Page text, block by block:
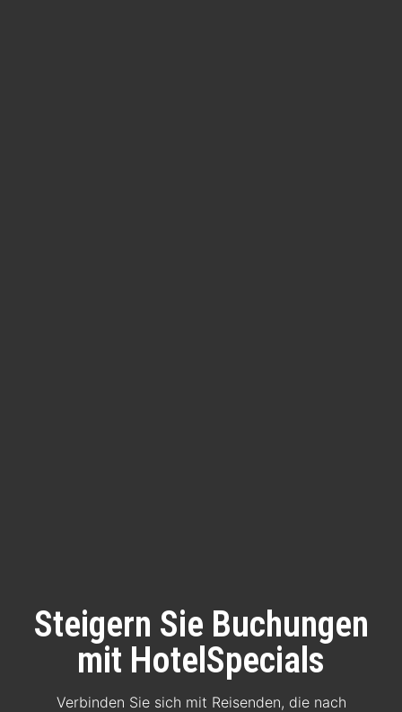
Steigern Sie Buchungen
mit HotelSpecials
Verbinden Sie sich mit Reisenden, die nach